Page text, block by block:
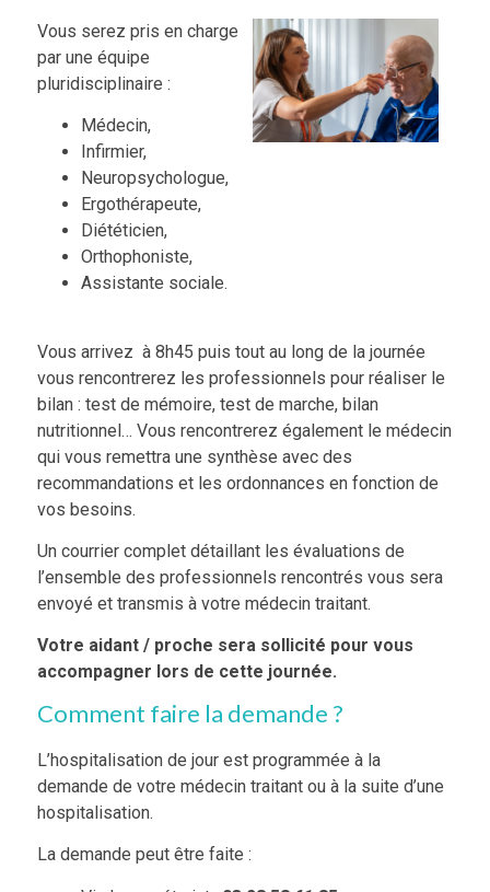
Vous serez pris en charge
par une équipe
pluridisciplinaire :
Médecin,
Infirmier,
Neuropsychologue,
Ergothérapeute,
Diététicien,
Orthophoniste,
Assistante sociale.
Vous arrivez à 8h45 puis tout au long de la journée
vous rencontrerez les professionnels pour réaliser le
bilan : test de mémoire, test de marche, bilan
nutritionnel… Vous rencontrerez également le médecin
qui vous remettra une synthèse avec des
recommandations et les ordonnances en fonction de
vos besoins.
Un courrier complet détaillant les évaluations de
l’ensemble des professionnels rencontrés vous sera
envoyé et transmis à votre médecin traitant.
Votre aidant / proche sera sollicité pour vous
accompagner lors de cette journée.
Comment faire la demande ?
L’hospitalisation de jour est programméeà la
demande de votre médecin traitant ou à la suite d’une
hospitalisation.
La demande peut être faite :